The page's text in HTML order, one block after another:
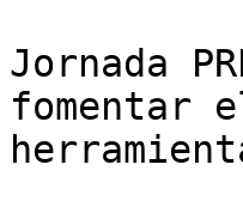
Jornada
fomentar